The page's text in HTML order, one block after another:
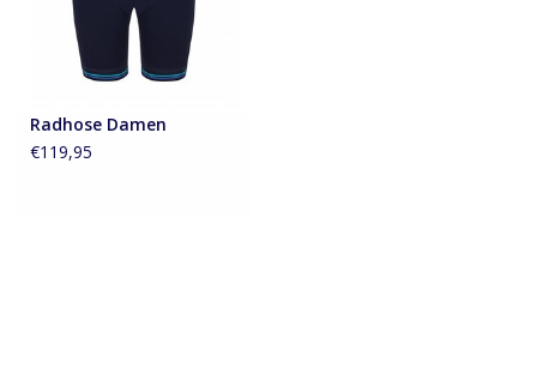
Radhose Damen
€119,95